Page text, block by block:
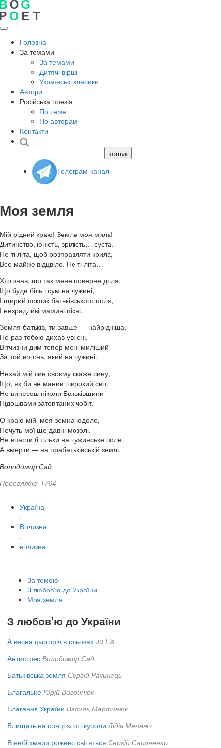
Головна
За темами
За темами
Дитячі вірші
Українські класики
Автори
Російська поезія
По теме
По авторам
Контакти
Телеграм-канал
Моя земля
Мій рідний краю! Земле моя мила!
Дитинство, юність, зрілість… суєта.
Не ті літа, щоб розправляти крила,
Все майже відцвіло. Не ті літа…
Хто знав, що так мене поверне доля,
Що буде біль і сум на чужині,
І щирий поклик батьківського поля,
І незрадливі мамині пісні.
Земля батьків, ти завше — найрідніша,
Не раз тобою дихав уві сні.
Вітчизни дим тепер мені миліший
За той вогонь, який на чужині.
Нехай мій син своєму скаже сину,
Що, як би не манив широкий світ,
Не винесеш ніколи Батьківщини
Підошвами затоптаних чобіт.
О краю мій, моя земна юдоле,
Печуть мої ще давні мозолі.
Не впасти б тільки на чужинське поле,
А вмерти — на прабатьківській землі.
Володимир Сад
Переглядів: 1764
Україна
,
Вітчизна
,
вітчизна
За темою
З любов'ю до України
Моя земля
З любов'ю до України
А весна цьогоріч в сльозах Ju Lia
Антистрес Володимир Сад
Батьківська земля Сергій Рачинець
Благальне Юрій Вавринюк
Благання України Василь Мартинюк
Блищать на сонці злоті куполи Лідія Меланіч
В небі хмари рожево світяться Сергій Сапоненко